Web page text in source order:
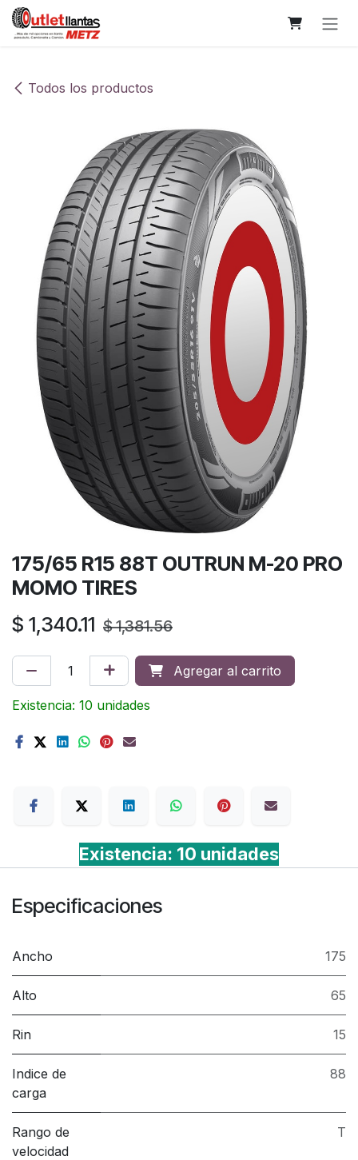
Ir al contenido
Todos los productos
175/65 R15 88T OUTRUN M-20 PRO
MOMO TIRES
$ 1,340.11 $1,381.56
Agregar al carrito
Existencia: 10 unidades
Existencia: 10 unidades
Especificaciones
Ancho 175
Alto 65
Rin 15
Indice de
carga
88
Rango de
velocidad
T